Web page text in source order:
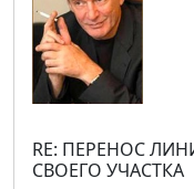
RE: ПЕРЕНОС
СВОЕГО УЧАСТКА